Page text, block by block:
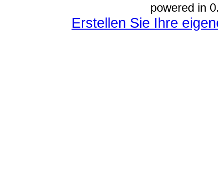
powered in
Erstellen Sie Ihre